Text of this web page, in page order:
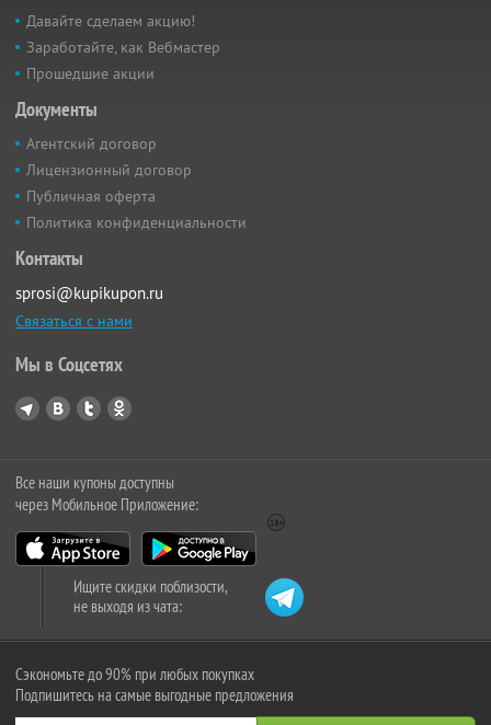
Давайте сделаем акцию!
Заработайте, как Вебмастер
Прошедшие акции
Документы
Агентский договор
Лицензионный договор
Публичная оферта
Политика конфиденциальности
Контакты
sprosi@kupikupon.ru
Связаться с нами
Мы в Соцсетях
Все наши купоны доступны
через Мобильное Приложение:
Ищите скидки поблизости,
не выходя из чата:
Сэкономьте до 90% при любых покупках
Подпишитесь на самые выгодные предложения